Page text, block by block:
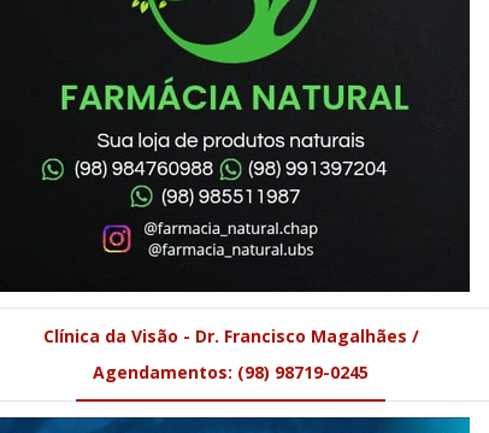
Clínica da Visão - Dr. Francisco Magalhães /
Agendamentos: (98) 98719-0245